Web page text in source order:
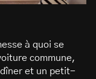
à quoi se
commune,
et un petit-